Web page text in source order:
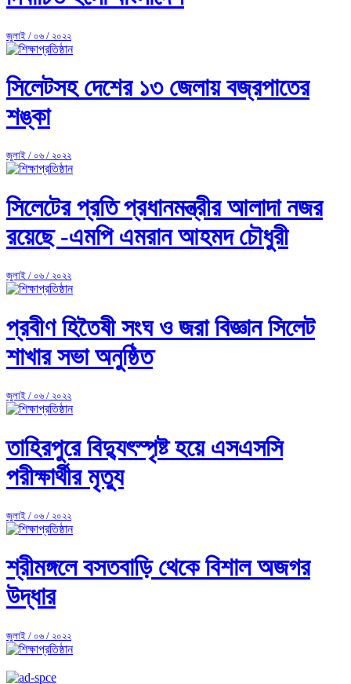
জুলাই / ০৬ / ২০২২
সিলেটসহ দেশের ১৩ জেলায় বজ্রপাতের
শঙ্কা
জুলাই / ০৬ / ২০২২
সিলেটের প্রতি প্রধানমন্ত্রীর আলাদা নজর
রয়েছে -এমপি এমরান আহমদ চৌধুরী
জুলাই / ০৬ / ২০২২
প্রবীণ হিতৈষী সংঘ ও জরা বিজ্ঞান সিলেট
শাখার সভা অনুষ্ঠিত
জুলাই / ০৬ / ২০২২
তাহিরপুরে বিদ্যুৎস্পৃষ্ট হয়ে এসএসসি
পরীক্ষার্থীর মৃত্যু
জুলাই / ০৬ / ২০২২
শ্রীমঙ্গলে বসতবাড়ি থেকে বিশাল অজগর
উদ্ধার
জুলাই / ০৬ / ২০২২